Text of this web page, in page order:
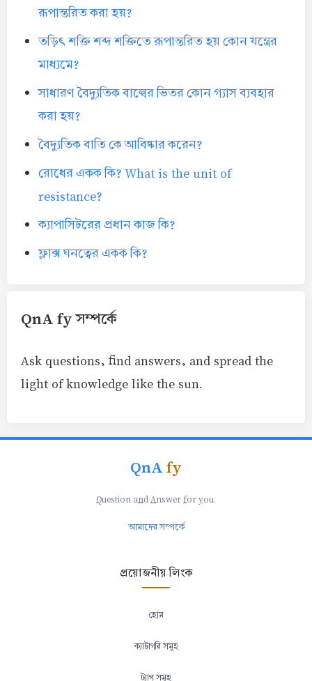
রূপান্তরিত করা হয়?
তড়িৎ শক্তি শব্দ শক্তিতে রূপান্তরিত হয় কোন যন্ত্রের
মাধ্যমে?
সাধারণ বৈদ্যুতিক বাল্বের ভিতর কোন গ্যাস ব্যবহার
করা হয়?
বৈদ্যুতিক বাতি কে আবিষ্কার করেন?
রোধের একক কি? What is the unit of
resistance?
ক্যাপাসিটরের প্রধান কাজ কি?
ফ্লাক্স ঘনত্বের একক কি?
QnA fy সম্পর্কে
Ask questions, find answers, and spread the
light of knowledge like the sun.
QnAfy
Question andAnswer foryou.
আমাদের সম্পর্কে
প্রয়োজনীয় লিংক
হোম
ক্যাটাগরি সমূহ
ট্যাগ সমূহ